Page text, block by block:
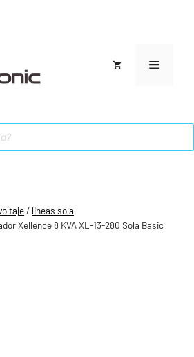
Menú
/ lineas sola
Xellence 8 KVA XL-13-280 Sola Basic